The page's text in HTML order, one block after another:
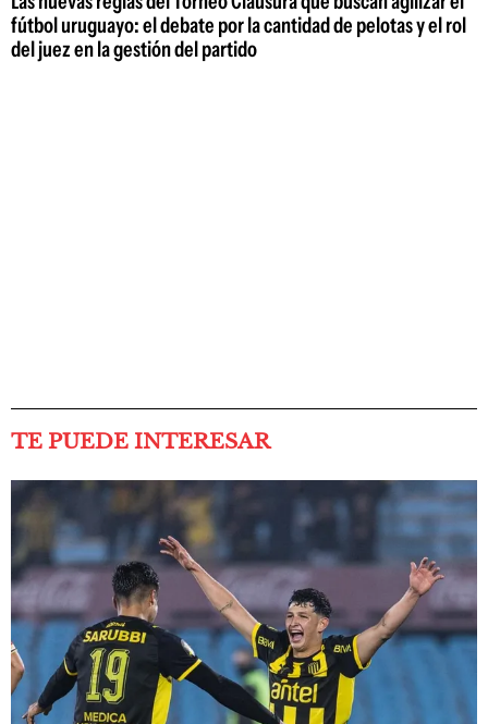
fútbol uruguayo: el debate por la cantidad de pelotas y el rol
del juez en la gestión del partido
TE PUEDE INTERESAR